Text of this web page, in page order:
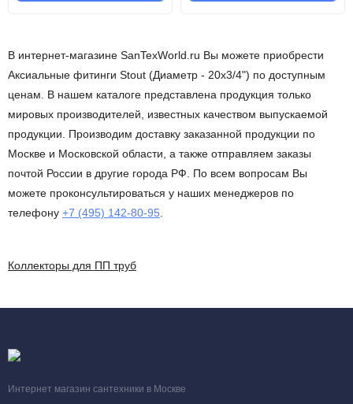
В интернет-магазине SanTexWorld.ru Вы можете приобрести
Аксиальные фитинги Stout (Диаметр - 20х3/4") по доступным
ценам. В нашем каталоге представлена продукция только
мировых производителей, известных качеством выпускаемой
продукции. Производим доставку заказанной продукции по
Москве и Московской области, а также отправляем заказы
почтой России в другие города РФ. По всем вопросам Вы
можете проконсультироваться у наших менеджеров по
телефону +7 (495) 142-80-95
Коллекторы для ПП труб
Интернет магазин сантехники в Москве